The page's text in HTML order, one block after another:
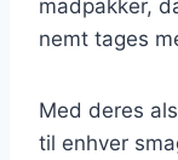
madpakker,
nemt tages
Med deres
til enhver